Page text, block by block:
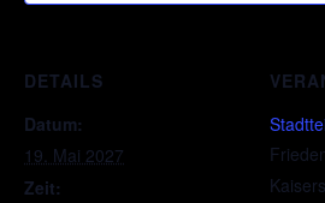
DETAILS
Datum:
19. Mai 2027
Zeit: